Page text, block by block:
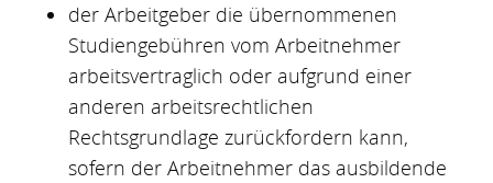
der Arbeitgeber die übernommenen
Studiengebühren vom Arbeitnehmer
arbeitsvertraglich oder aufgrund einer
anderen arbeitsrechtlichen
Rechtsgrundlage zurückfordern kann,
sofern der Arbeitnehmer das ausbildende